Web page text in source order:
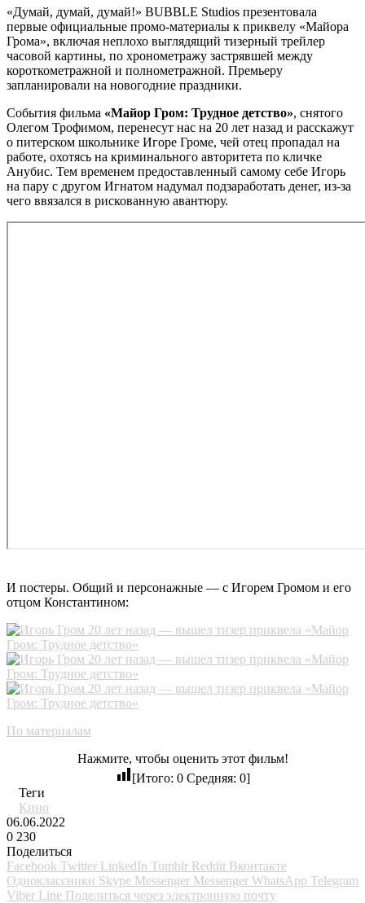
«Думай, думай, думай!» BUBBLE Studios презентовала
первые официальные промо-материалы к приквелу «Майора
Грома», включая неплохо выглядящий тизерный трейлер
часовой картины, по хронометражу застрявшей между
короткометражной и полнометражной. Премьеру
запланировали на новогодние праздники.
События фильма «Майор Гром: Трудное детство», снятого
Олегом Трофимом, перенесут нас на 20 лет назад и расскажут
о питерском школьнике Игоре Громе, чей отец пропадал на
работе, охотясь на криминального авторитета по кличке
Анубис. Тем временем предоставленный самому себе Игорь
на пару с другом Игнатом надумал подзаработать денег, из-за
чего ввязался в рискованную авантюру.
И постеры. Общий и персонажные — с Игорем Громом и его
отцом Константином:
По материалам
Нажмите, чтобы оценить этот фильм!
[Итого: 0Средняя: 0]
Теги
Кино
06.06.2022
0 230
Поделиться
Facebook Twitter LinkedIn Tumblr Reddit Вконтакте
Одноклассники Skype Messenger Messenger WhatsApp Telegram
Viber Line Поделиться через электронную почту